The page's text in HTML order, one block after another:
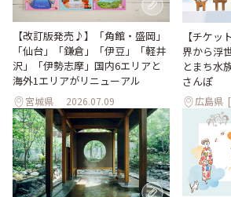
【改訂版発売♪】「角館・盛岡」
「仙台」「鎌倉」「伊豆」「軽井
沢」「伊勢志摩」国内6エリアと
海外1エリアがリニューアル
宮城県 2026.07.09
【チケッ
界から浮
とまち水
さんぽ
広島県